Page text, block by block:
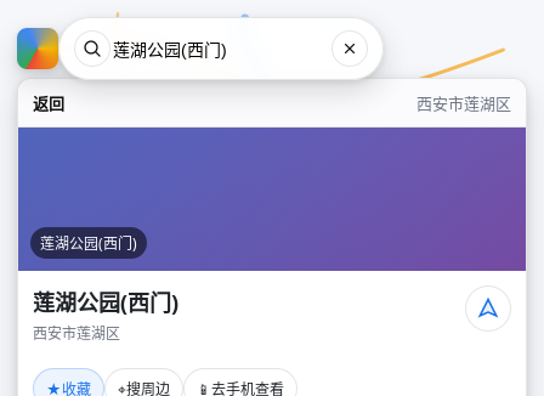
返回 西安市莲湖区
莲湖公园(西门)
莲湖公园(西门)
西安市莲湖区
★收藏 ⌖搜周边 📱 去手机查看